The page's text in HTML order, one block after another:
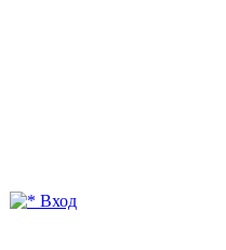
Вход